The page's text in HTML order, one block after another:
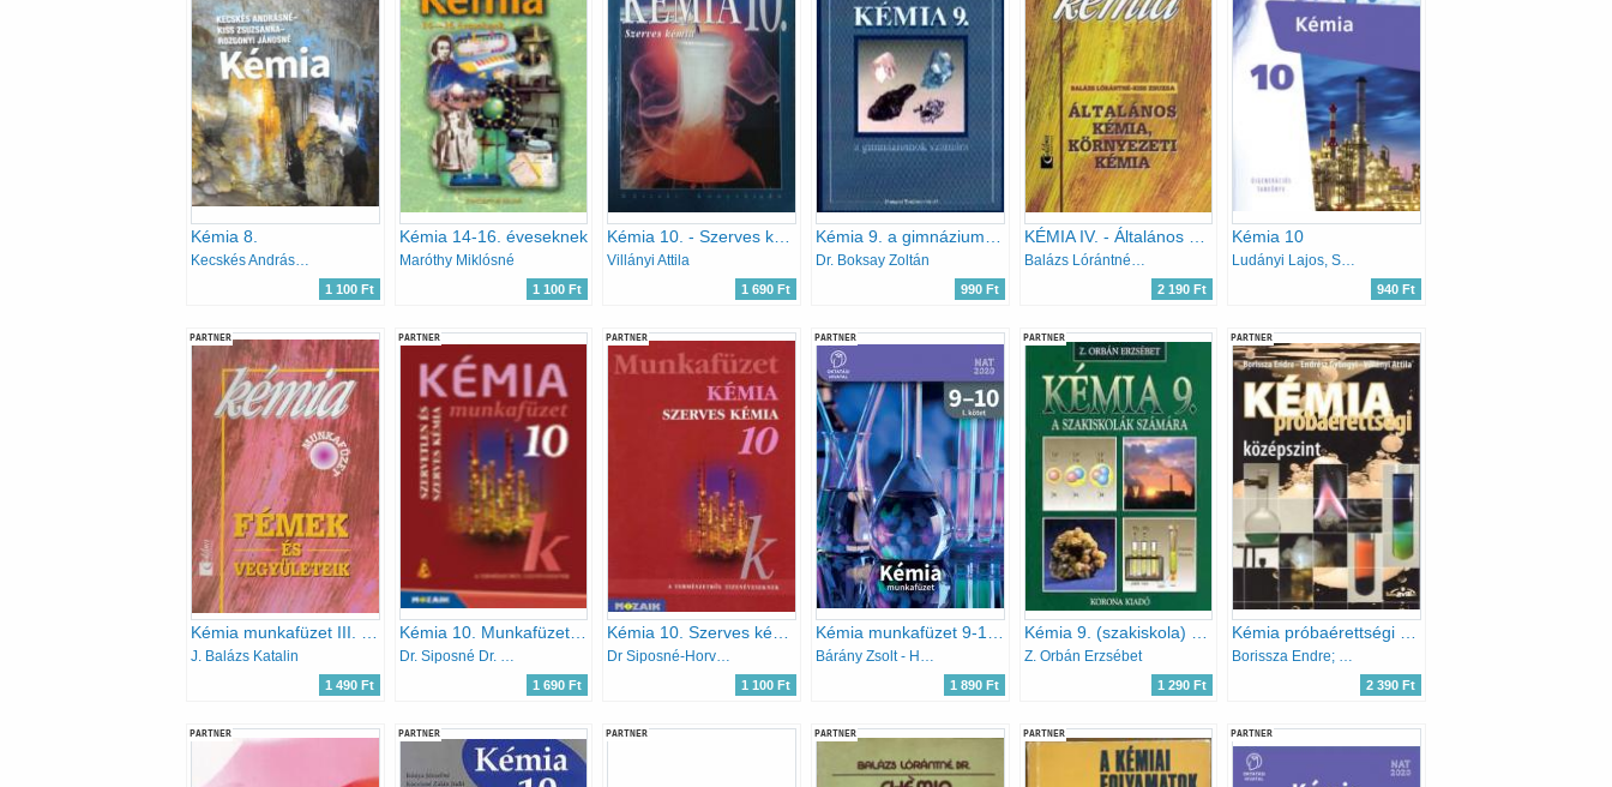
Kémia 8.
Kecskés Andrásné, Rozgonyi Jánosné, Kiss Zsuzsanna
1 100 Ft
Kémia 14-16. éveseknek
Maróthy Miklósné
1 100 Ft
Kémia 10. - Szerves kémia
Villányi Attila
1 690 Ft
Kémia 9. a gimnáziumok számára
Dr. Boksay Zoltán
990 Ft
KÉMIA IV. - Általános és környezeti kémia
Balázs Lórántné; Kiss Zsuzsa
2 190 Ft
Kémia 10
Ludányi Lajos, Szabó Krisztián, Tóth Zoltán, Ludányi Ágota
940 Ft
PARTNER
J. Balázs Katalin
1 490 Ft
PARTNER
Kémia 10. Munkafüzet - Szervetlen és szerves kémia
Dr. Siposné Dr. Kedves Éva-Horváth Balázs-Péntek Lászlóné
1 690 Ft
PARTNER
Dr Siposné-Horváth B.-Péntek Lászlóné
1 100 Ft
PARTNER
Bárány Zsolt - Hotziné Pócsi Anikó - Marchis Valér
1 890 Ft
PARTNER
Z. Orbán Erzsébet
1 290 Ft
PARTNER
Borissza Endre; Endrész Gyöngyi; Villányi Attila
2 390 Ft
PARTNER PARTNER PARTNER PARTNER PARTNER PARTNER